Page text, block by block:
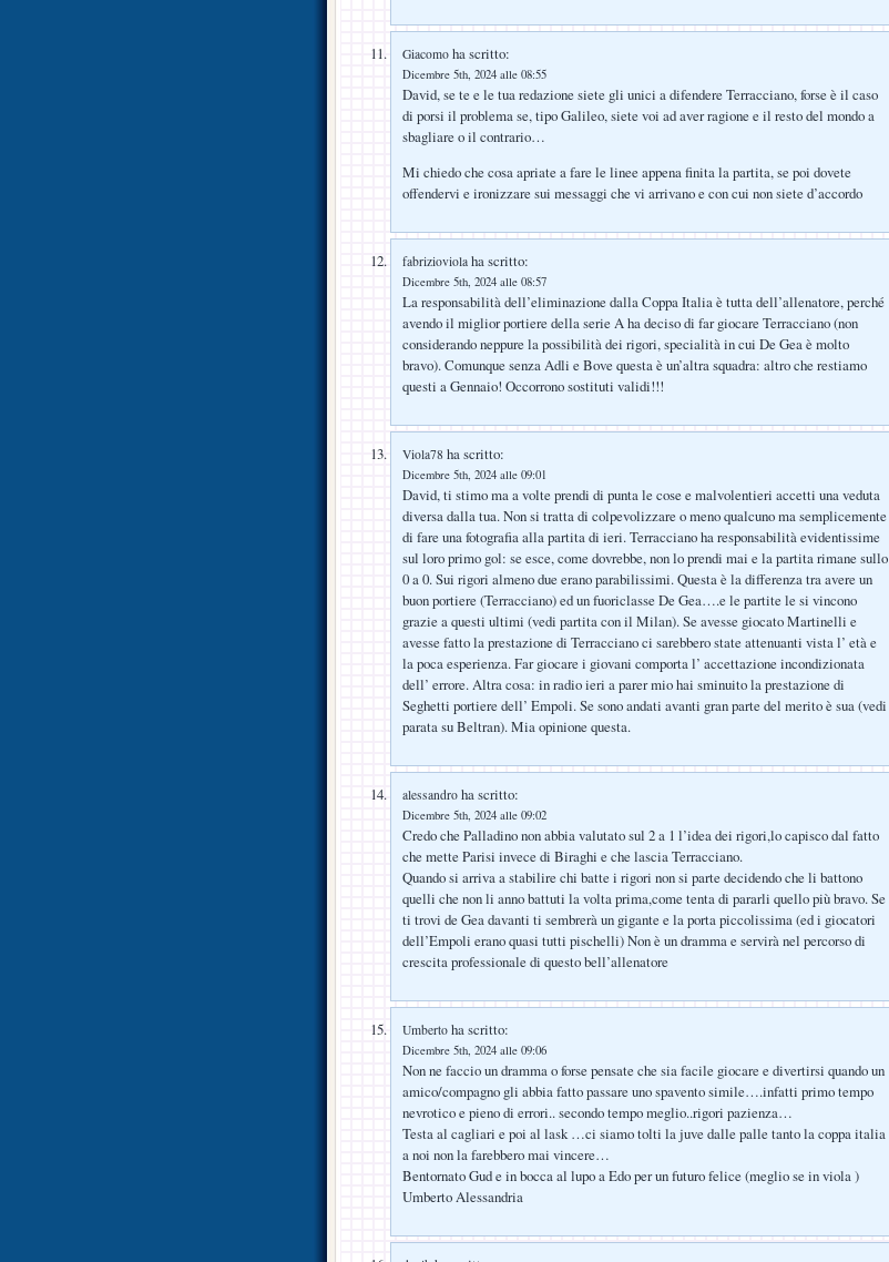
Giacomo ha scritto:
Dicembre 5th, 2024 alle 08:55
David, se te e le tua redazione siete gli unici a difendere Terracciano, forse è il caso
di porsi il problema se, tipo Galileo, siete voi ad aver ragione e il resto del mondo a
sbagliare o il contrario…
Mi chiedo che cosa apriate a fare le linee appena finita la partita, se poi dovete
offendervi e ironizzare sui messaggi che vi arrivano e con cui non siete d’accordo
fabrizioviola ha scritto:
Dicembre 5th, 2024 alle 08:57
La responsabilità dell’eliminazione dalla Coppa Italia è tutta dell’allenatore, perché
avendo il miglior portiere della serie A ha deciso di far giocare Terracciano (non
considerando neppure la possibilità dei rigori, specialità in cui De Gea è molto
bravo). Comunque senza Adli e Bove questa è un’altra squadra: altro che restiamo
questi a Gennaio! Occorrono sostituti validi!!!
Viola78 ha scritto:
Dicembre 5th, 2024 alle 09:01
David, ti stimo ma a volte prendi di punta le cose e malvolentieri accetti una veduta
diversa dalla tua. Non si tratta di colpevolizzare o meno qualcuno ma semplicemente
di fare una fotografia alla partita di ieri. Terracciano ha responsabilità evidentissime
sul loro primo gol: se esce, come dovrebbe, non lo prendi mai e la partita rimane sullo
0 a 0. Sui rigori almeno due erano parabilissimi. Questa è la differenza tra avere un
buon portiere (Terracciano) ed un fuoriclasse De Gea….e le partite le si vincono
grazie a questi ultimi (vedi partita con il Milan). Se avesse giocato Martinelli e
avesse fatto la prestazione di Terracciano ci sarebbero state attenuanti vista l’ età e
la poca esperienza. Far giocare i giovani comporta l’ accettazione incondizionata
dell’ errore. Altra cosa: in radio ieri a parer mio hai sminuito la prestazione di
Seghetti portiere dell’ Empoli. Se sono andati avanti gran parte del merito è sua (vedi
parata su Beltran). Mia opinione questa.
alessandro ha scritto:
Dicembre 5th, 2024 alle 09:02
Credo che Palladino non abbia valutato sul 2 a 1 l’idea dei rigori,lo capisco dal fatto
che mette Parisi invece di Biraghi e che lascia Terracciano.
Quando si arriva a stabilire chi batte i rigori non si parte decidendo che li battono
quelli che non li anno battuti la volta prima,come tenta di pararli quello più bravo. Se
ti trovi de Gea davanti ti sembrerà un gigante e la porta piccolissima (ed i giocatori
dell’Empoli erano quasi tutti pischelli) Non è un dramma e servirà nel percorso di
crescita professionale di questo bell’allenatore
Umberto ha scritto:
Dicembre 5th, 2024 alle 09:06
Non ne faccio un dramma o forse pensate che sia facile giocare e divertirsi quando un
amico/compagno gli abbia fatto passare uno spavento simile….infatti primo tempo
nevrotico e pieno di errori.. secondo tempo meglio..rigori pazienza…
Testa al cagliari e poi al lask …ci siamo tolti la juve dalle palle tanto la coppa italia
a noi non la farebbero mai vincere…
Bentornato Gud e in bocca al lupo a Edo per un futuro felice (meglio se in viola )
Umberto Alessandria